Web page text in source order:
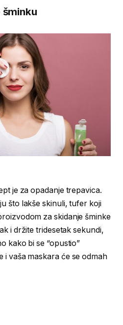
je za opadanje trepavica.
što lakše skinuli, tufer koji
za skidanje šminke
i držite tridesetak sekundi,
kako bi se “opustio”
i vaša maskara će se odmah